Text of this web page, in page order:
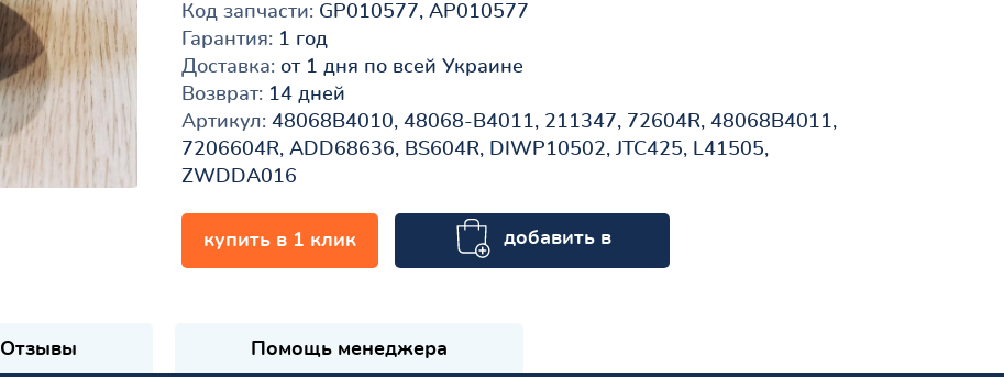
Код запчасти: GP010577, AP010577
Гарантия: 1 год
Доставка: от 1 дня по всей Украине
Возврат: 14 дней
Артикул: 48068B4010, 48068-B4011, 211347, 72604R, 48068B4011,
7206604R, ADD68636, BS604R, DIWP10502, JTC425, L41505,
ZWDDA016
купить в 1 клик
добавить в
корзину
Отзывы Помощь менеджера